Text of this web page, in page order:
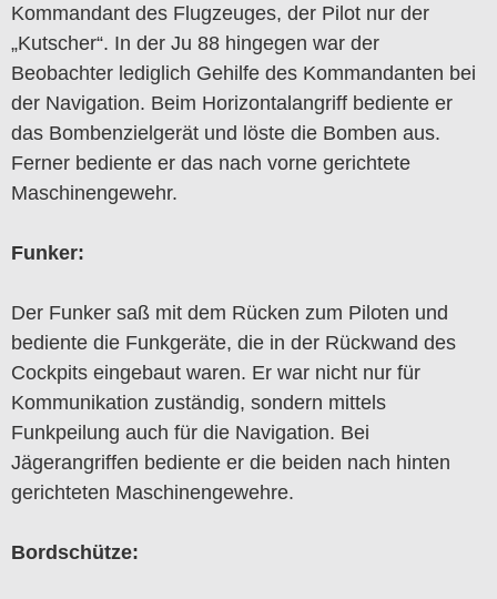
Kommandant des Flugzeuges, der Pilot nur der
„Kutscher“. In der Ju 88 hingegen war der
Beobachter lediglich Gehilfe des Kommandanten bei
der Navigation. Beim Horizontalangriff bediente er
das Bombenzielgerät und löste die Bomben aus.
Ferner bediente er das nach vorne gerichtete
Maschinengewehr.
Funker:
Der Funker saß mit dem Rücken zum Piloten und
bediente die Funkgeräte, die in der Rückwand des
Cockpits eingebaut waren. Er war nicht nur für
Kommunikation zuständig, sondern mittels
Funkpeilung auch für die Navigation. Bei
Jägerangriffen bediente er die beiden nach hinten
gerichteten Maschinengewehre.
Bordschütze: